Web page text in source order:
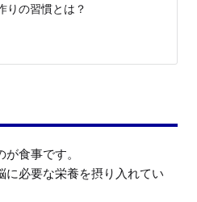
りの習慣とは？
食事です。
に必要な栄養を摂り入れてい